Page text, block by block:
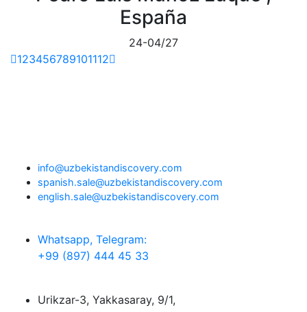
España
24-04/27
123456789101112
info@uzbekistandiscovery.com
spanish.sale@uzbekistandiscovery.com
english.sale@uzbekistandiscovery.com
Whatsapp, Telegram:
+99 (897) 444 45 33
Urikzar-3, Yakkasaray, 9/1,